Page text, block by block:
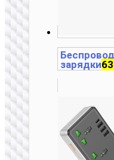
зарядки